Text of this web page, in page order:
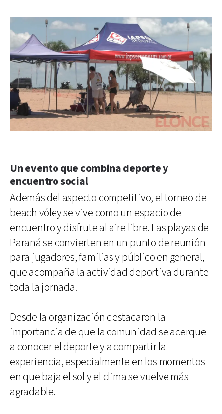
Un evento que combina deporte y
encuentro social
Además del aspecto competitivo, el torneo de
beach vóley se vive como un espacio de
encuentro y disfrute al aire libre. Las playas de
Paraná se convierten en un punto de reunión
para jugadores, familias y público en general,
que acompaña la actividad deportiva durante
toda la jornada.
Desde la organización destacaron la
importancia de que la comunidad se acerque
a conocer el deporte y a compartir la
experiencia, especialmente en los momentos
en que baja el sol y el clima se vuelve más
agradable.